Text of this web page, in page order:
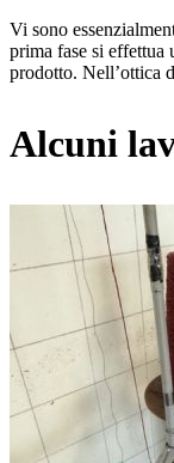
Vi sono
prima fase si effettua
prodotto. Nell’ottica
Alcuni